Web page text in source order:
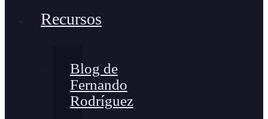
Recursos
Blog de
Fernando
Rodríguez